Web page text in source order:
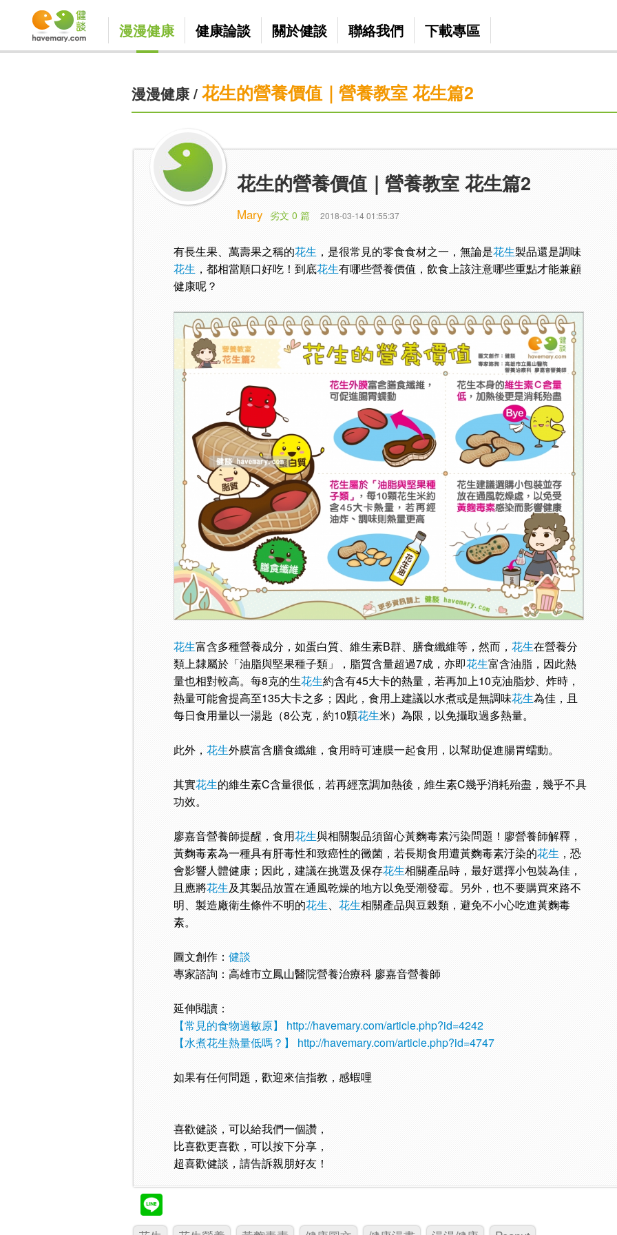
漫漫健康 健康論談 關於健談 聯絡我們 下載專區
漫漫健康/ 花生的營養價值｜營養教室 花生篇2
花生的營養價值｜營養教室 花生篇2
Mary 劣文 0 篇 2018-03-14 01:55:37
有長生果、萬壽果之稱的花生 ，是很常見的零食食材之一，無論是花生製品還是調味
花生 ，都相當順口好吃！到底花生有哪些營養價值，飲食上該注意哪些重點才能兼顧
健康呢？
花生富含多種營養成分，如蛋白質、維生素B群、膳食纖維等，然而，花生在營養分
類上隸屬於「油脂與堅果種子類」，脂質含量超過7成，亦即花生富含油脂，因此熱
量也相對較高。每8克的生花生約含有45大卡的熱量，若再加上10克油脂炒、炸時，
熱量可能會提高至135大卡之多；因此，食用上建議以水煮或是無調味花生為佳，且
每日食用量以一湯匙（8公克，約10顆花生米）為限，以免攝取過多熱量。
此外，花生外膜富含膳食纖維，食用時可連膜一起食用，以幫助促進腸胃蠕動。
其實花生的維生素C含量很低，若再經烹調加熱後，維生素C幾乎消耗殆盡，幾乎不具
功效。
廖嘉音營養師提醒，食用花生與相關製品須留心黃麴毒素污染問題！廖營養師解釋，
黃麴毒素為一種具有肝毒性和致癌性的黴菌，若長期食用遭黃麴毒素汙染的花生 ，恐
會影響人體健康；因此，建議在挑選及保存花生相關產品時，最好選擇小包裝為佳，
且應將花生及其製品放置在通風乾燥的地方以免受潮發霉。另外，也不要購買來路不
明、製造廠衛生條件不明的花生 、花生相關產品與豆榖類，避免不小心吃進黃麴毒
素。
圖文創作：健談
專家諮詢：高雄市立鳳山醫院營養治療科 廖嘉音營養師
延伸閱讀：
【常見的食物過敏原】
http://havemary.com/article.php?id=4242
【水煮花生熱量低嗎？】
http://havemary.com/article.php?id=4747
如果有任何問題，歡迎來信指教，感蝦哩
喜歡健談，可以給我們一個讚，
比喜歡更喜歡，可以按下分享，
超喜歡健談，請告訴親朋好友！